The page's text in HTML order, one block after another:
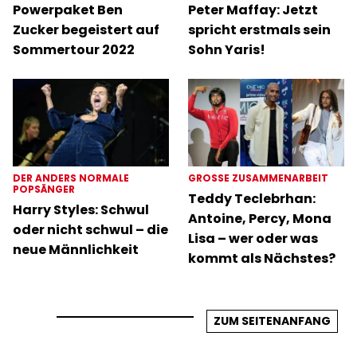
Powerpaket Ben
Zucker begeistert auf
Sommertour 2022
Peter Maffay: Jetzt
spricht erstmals sein
Sohn Yaris!
DER ANDERS NORMALE
POPSÄNGER
Harry Styles: Schwul
oder nicht schwul – die
neue Männlichkeit
GROSSE ZUSAMMENARBEIT
Teddy Teclebrhan:
Antoine, Percy, Mona
Lisa – wer oder was
kommt als Nächstes?
ZUM SEITENANFANG